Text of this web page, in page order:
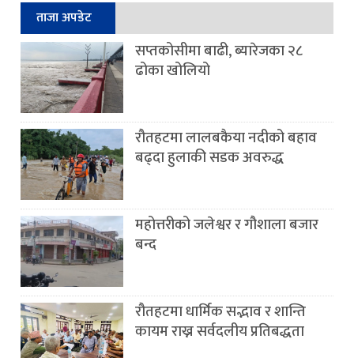
ताजा अपडेट
सप्तकोसीमा बाढी, ब्यारेजका २८
ढोका खोलियो
रौतहटमा लालबकैया नदीको बहाव
बढ्दा हुलाकी सडक अवरुद्ध
महोत्तरीको जलेश्वर र गौशाला बजार
बन्द
रौतहटमा धार्मिक सद्भाव र शान्ति
कायम राख्न सर्वदलीय प्रतिबद्धता